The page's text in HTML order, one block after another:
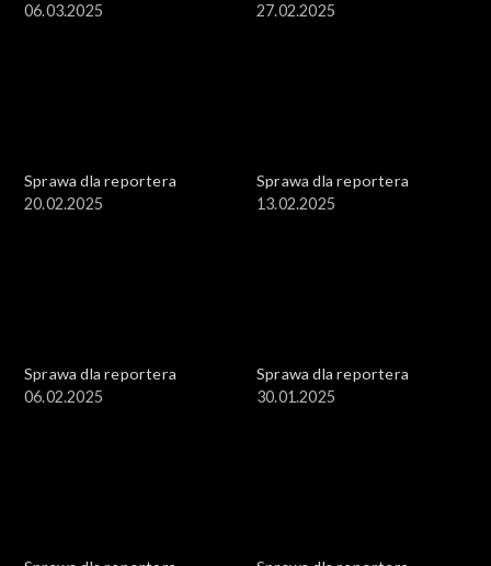
06.03.2025
27.02.2025
Sprawa dla reportera
20.02.2025
Sprawa dla reportera
13.02.2025
Sprawa dla reportera
06.02.2025
Sprawa dla reportera
30.01.2025